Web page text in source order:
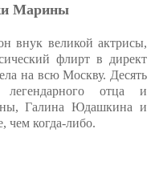
Мapины
внук великой актрисы,
флирт в директ
на всю Москву. Десять
отца и
Галина Юдашкина и
чем когда-либо.